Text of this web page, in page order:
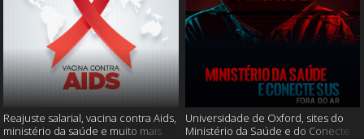
Reajuste salarial, vacina contra Aids,
ministério da saúde e muito mais
Universidade de Oxford, sites do
Ministério da Saúde e do Conecte